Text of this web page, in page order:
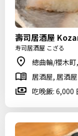
壽司居酒屋
寿司居酒屋 こざる
總曲輪/櫻木
居酒屋, 居酒
吃晚飯: 6,000